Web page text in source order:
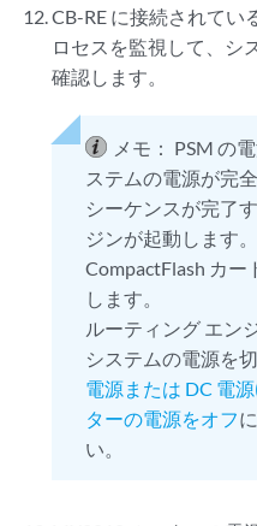
CB-RE に接続されて
ロセスを監視して、シ
確認します。
メモ： PSM の
ステムの電源が完
シーケンスが完了
ジンが起動します
CompactFlash カー
します。
ルーティング エン
システムの電源を
電源または DC 電
ターの電源をオフ
い。